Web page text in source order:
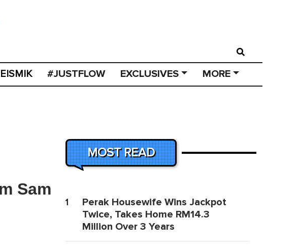
#JUSTFLOW EXCLUSIVES MORE
Sam
MOST READ
1
Perak Housewife Wins Jackpot
Twice, Takes Home RM14.3
Million Over 3 Years